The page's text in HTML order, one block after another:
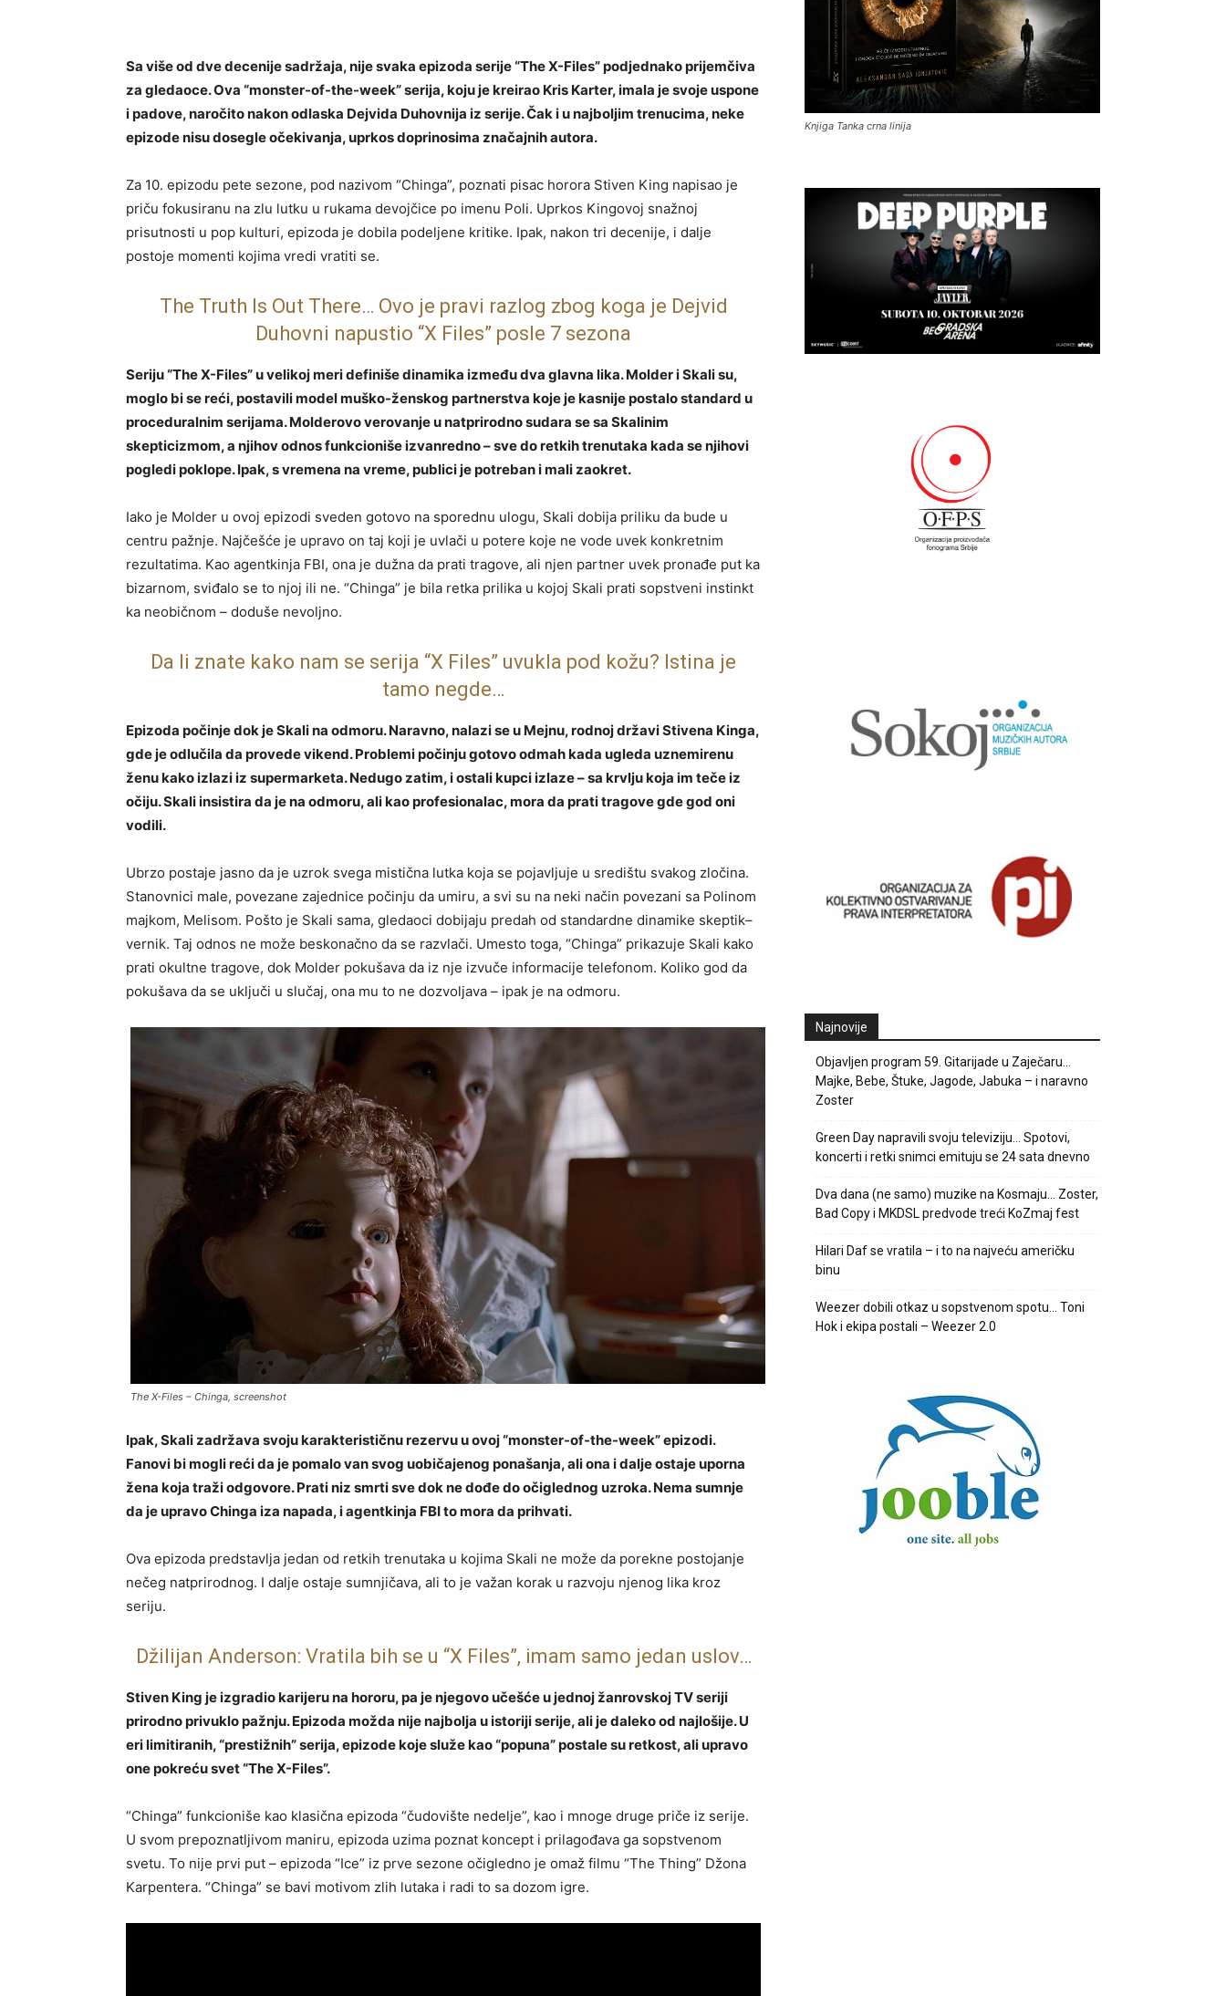
Sa više od dve decenije sadržaja, nije svaka epizoda serije “The X-Files” podjednako prijemčiva
za gledaoce. Ova “monster-of-the-week” serija, koju je kreirao Kris Karter, imala je svoje uspone
i padove, naročito nakon odlaska Dejvida Duhovnija iz serije. Čak i u najboljim trenucima, neke
epizode nisu dosegle očekivanja, uprkos doprinosima značajnih autora.
Za 10. epizodu pete sezone, pod nazivom “Chinga”, poznati pisac horora Stiven King napisao je
priču fokusiranu na zlu lutku u rukama devojčice po imenu Poli. Uprkos Kingovoj snažnoj
prisutnosti u pop kulturi, epizoda je dobila podeljene kritike. Ipak, nakon tri decenije, i dalje
postoje momenti kojima vredi vratiti se.
The Truth Is Out There… Ovo je pravi razlog zbog koga je Dejvid
Duhovni napustio “X Files” posle 7 sezona
Seriju “The X-Files” u velikoj meri definiše dinamika između dva glavna lika. Molder i Skali su,
moglo bi se reći, postavili model muško-ženskog partnerstva koje je kasnije postalo standard u
proceduralnim serijama. Molderovo verovanje u natprirodno sudara se sa Skalinim
skepticizmom, a njihov odnos funkcioniše izvanredno – sve do retkih trenutaka kada se njihovi
pogledi poklope. Ipak, s vremena na vreme, publici je potreban i mali zaokret.
Iako je Molder u ovoj epizodi sveden gotovo na sporednu ulogu, Skali dobija priliku da bude u
centru pažnje. Najčešće je upravo on taj koji je uvlači u potere koje ne vode uvek konkretnim
rezultatima. Kao agentkinja FBI, ona je dužna da prati tragove, ali njen partner uvek pronađe put ka
bizarnom, sviđalo se to njoj ili ne. “Chinga” je bila retka prilika u kojoj Skali prati sopstveni instinkt
ka neobičnom – doduše nevoljno.
Da li znate kako nam se serija “X Files” uvukla pod kožu? Istina je
tamo negde…
Epizoda počinje dok je Skali na odmoru. Naravno, nalazi se u Mejnu, rodnoj državi Stivena Kinga,
gde je odlučila da provede vikend. Problemi počinju gotovo odmah kada ugleda uznemirenu
ženu kako izlazi iz supermarketa. Nedugo zatim, i ostali kupci izlaze – sa krvlju koja im teče iz
očiju. Skali insistira da je na odmoru, ali kao profesionalac, mora da prati tragove gde god oni
vodili.
Ubrzo postaje jasno da je uzrok svega mistična lutka koja se pojavljuje u središtu svakog zločina.
Stanovnici male, povezane zajednice počinju da umiru, a svi su na neki način povezani sa Polinom
majkom, Melisom. Pošto je Skali sama, gledaoci dobijaju predah od standardne dinamike skeptik–
vernik. Taj odnos ne može beskonačno da se razvlači. Umesto toga, “Chinga” prikazuje Skali kako
prati okultne tragove, dok Molder pokušava da iz nje izvuče informacije telefonom. Koliko god da
pokušava da se uključi u slučaj, ona mu to ne dozvoljava – ipak je na odmoru.
The X-Files – Chinga, screenshot
Ipak, Skali zadržava svoju karakterističnu rezervu u ovoj “monster-of-the-week” epizodi.
Fanovi bi mogli reći da je pomalo van svog uobičajenog ponašanja, ali ona i dalje ostaje uporna
žena koja traži odgovore. Prati niz smrti sve dok ne dođe do očiglednog uzroka. Nema sumnje
da je upravo Chinga iza napada, i agentkinja FBI to mora da prihvati.
Ova epizoda predstavlja jedan od retkih trenutaka u kojima Skali ne može da porekne postojanje
nečeg natprirodnog. I dalje ostaje sumnjičava, ali to je važan korak u razvoju njenog lika kroz
seriju.
Džilijan Anderson: Vratila bih se u “X Files”, imam samo jedan uslov…
Stiven King je izgradio karijeru na hororu, pa je njegovo učešće u jednoj žanrovskoj TV seriji
prirodno privuklo pažnju. Epizoda možda nije najbolja u istoriji serije, ali je daleko od najlošije. U
eri limitiranih, “prestižnih” serija, epizode koje služe kao “popuna” postale su retkost, ali upravo
one pokreću svet “The X-Files”.
“Chinga” funkcioniše kao klasična epizoda “čudovište nedelje”, kao i mnoge druge priče iz serije.
U svom prepoznatljivom maniru, epizoda uzima poznat koncept i prilagođava ga sopstvenom
svetu. To nije prvi put – epizoda “Ice” iz prve sezone očigledno je omaž filmu “The Thing” Džona
Karpentera. “Chinga” se bavi motivom zlih lutaka i radi to sa dozom igre.
Knjiga Tanka crna linija
Najnovije
Objavljen program 59. Gitarijade u Zaječaru…
Majke, Bebe, Štuke, Jagode, Jabuka – i naravno
Zoster
Green Day napravili svoju televiziju… Spotovi,
koncerti i retki snimci emituju se 24 sata dnevno
Dva dana (ne samo) muzike na Kosmaju… Zoster,
Bad Copy i MKDSL predvode treći KoZmaj fest
Hilari Daf se vratila – i to na najveću američku
binu
Weezer dobili otkaz u sopstvenom spotu… Toni
Hok i ekipa postali – Weezer 2.0